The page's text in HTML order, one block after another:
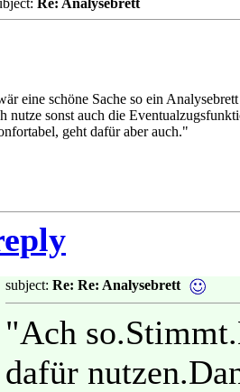
Re: Analysebrett
eine schöne Sache so ein
nutze sonst auch die
geht dafür aber auch."
subject: Re: Re: Analysebrett
"Ach
dafür